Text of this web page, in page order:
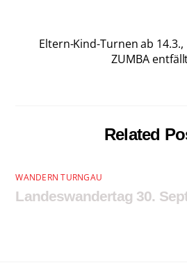
Eltern-Kind-Turnen ab 14.3.,
ZUMBA
Related
WANDERN TURNGAU
Landeswandertag 30.